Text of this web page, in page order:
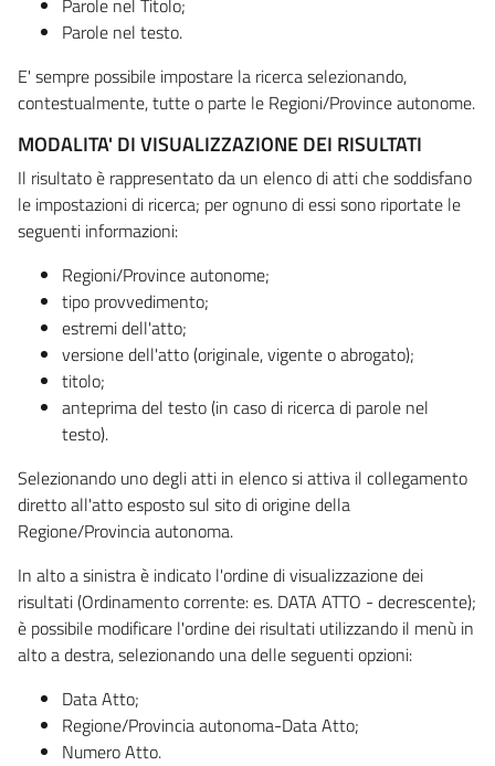
Parole nel Titolo;
Parole nel testo.
E' sempre possibile impostare la ricerca selezionando,
contestualmente, tutte o parte le Regioni/Province autonome.
MODALITA' DI VISUALIZZAZIONE DEI RISULTATI
Il risultato è rappresentato da un elenco di atti che soddisfano
le impostazioni di ricerca; per ognuno di essi sono riportate le
seguenti informazioni:
Regioni/Province autonome;
tipo provvedimento;
estremi dell'atto;
versione dell'atto (originale, vigente o abrogato);
titolo;
anteprima del testo (in caso di ricerca di parole nel
testo).
Selezionando uno degli atti in elenco si attiva il collegamento
diretto all'atto esposto sul sito di origine della
Regione/Provincia autonoma.
In alto a sinistra è indicato l'ordine di visualizzazione dei
risultati (Ordinamento corrente: es. DATA ATTO - decrescente);
è possibile modificare l'ordine dei risultati utilizzando il menù in
alto a destra, selezionando una delle seguenti opzioni:
Data Atto;
Regione/Provincia autonoma-Data Atto;
Numero Atto.